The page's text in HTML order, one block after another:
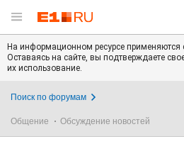
На информационном ресурсе применяются
Оставаясь на сайте, вы подтверждаете
их использование.
Поиск по форумам
Общение Обсуждение новостей